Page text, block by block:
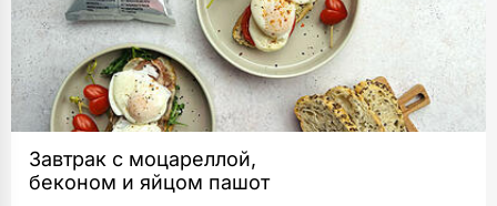
Завтрак с моцареллой,
беконом и яйцом пашот